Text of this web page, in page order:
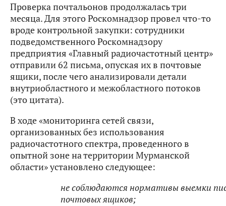
Проверка почтальонов продолжалась три
месяца. Для этого Роскомнадзор провел что-то
вроде контрольной закупки: сотрудники
подведомственного Роскомнадзору
предприятия «Главный радиочастотный центр»
отправили 62 письма, опуская их в почтовые
ящики, после чего анализировали детали
внутриобластного и межобластного потоков
(это цитата).
В ходе «мониторинга сетей связи,
организованных без использования
радиочастотного спектра, проведенного в
опытной зоне на территории Мурманской
области» установленоследующее:
не соблюдаются нормативы выемки
почтовых ящиков;